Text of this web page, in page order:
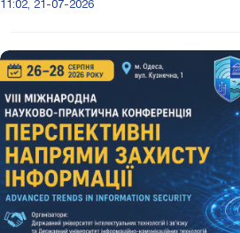
11:02, 21-07-2026